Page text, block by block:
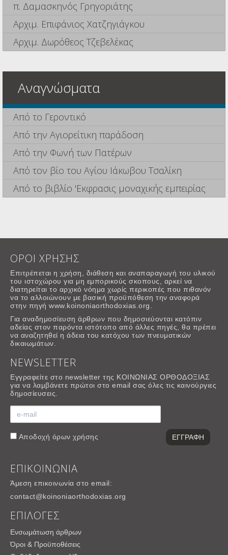
π. Δαμασκηνός Γρηγοριάτης
Αρχιμ. Επιφάνιος Χατζηγιάγκου
Αρχιμ. Δωρόθεος Τζεβελέκας
Αναγνώσματα
Από το Γεροντικό
Από την Αγιορείτικη παράδοση
Από την Φωνή των Πατέρων
Από τον βίο του Αγίου Ιάκωβου Τσαλίκη
Από το βιβλίο 'Εκφρασις μοναχικής εμπειρίας
ΟΡΟΙ ΧΡΗΣΗΣ
Επιτρέπεται η χρήση, διάθεση και αναπαραγωγή του υλικού
του ιστοχώρου για μη εμπορικούς σκοπους, αρκεί να
διατηρείται το αρχικό νόημα χωρίς περικοπές που πιθανόν
να το αλλοιώνουν με βασική προϋπόθεση την αναφορά
στην πηγή www.koinoniaorthodoxias.org.
Για αναδημοσίευση άρθρων που δημοσιεύονται κατόπιν
αδείας στον παρόντα ιστότοπο από άλλες πηγές, θα πρέπει
να αναζητηθεί η άδεια του κατόχου των πνευματικών
δικαιωμάτων.
NEWSLETTER
Εγγραφείτε στο newsletter της ΚΟΙΝΩΝΙΑΣ ΟΡΘΟΔΟΞΙΑΣ
για να λαμβάνετε πρώτοι στο email σας όλες τις καινούργιες
δημοσίευσεις.
Αποδοχή όρων χρήσης
ΕΠΙΚΟΙΝΩΝΙΑ
Άμεση επικοινωνία στο email:
contact@koinoniaorthodoxias.org
ΕΠΙΛΟΓΕΣ
Ενσωμάτωση άρθρων
Όροι & Προϋποθέσεις